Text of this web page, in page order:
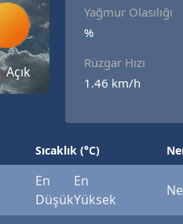
Açık
Yağmur Olasılığı
%
Rüzgar Hızı
1.46 km/h
Sıcaklık (°C)
En
Düşük
En
Yüksek